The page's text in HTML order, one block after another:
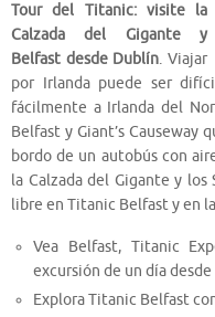
Tour del Titanic: visite la
Calzada del Gigante y
Belfast desde Dublín. Viajar
por Irlanda puede ser
fácilmente a Irlanda del
Belfast y Giant’s Causeway
bordo de un autobús con
la Calzada del Gigante y
libre en Titanic Belfast y en
Vea Belfast, Titanic
excursión de un día
Explora Titanic Belfast